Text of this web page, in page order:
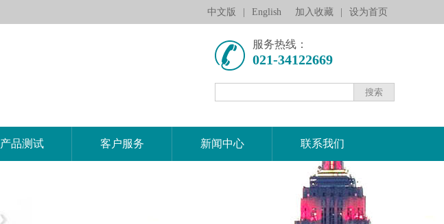
中文版 English 加入收藏 设为首页
服务热线：
021-34122669
产品测试 客户服务 新闻中心 联系我们